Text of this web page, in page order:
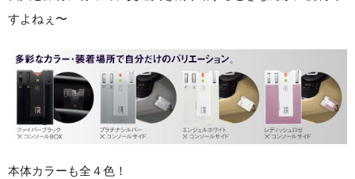
すよねぇ〜
本体カラーも全４色！